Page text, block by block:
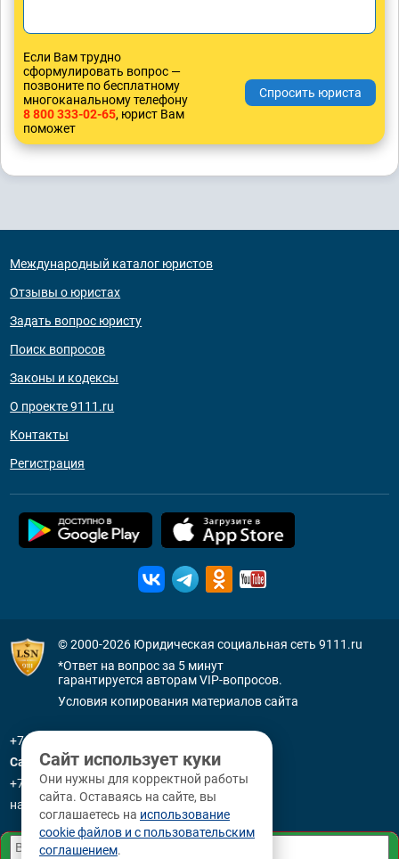
Если Вам трудно
сформулировать вопрос —
позвоните по бесплатному
многоканальному телефону
8 800 333-02-65, юрист Вам
поможет
Международный каталог юристов
Отзывы о юристах
Задать вопрос юристу
Поиск вопросов
Законы и кодексы
О проекте 9111.ru
Контакты
Регистрация
© 2000-2026 Юридическая социальная сеть 9111.ru
*Ответ на вопрос за 5 минут
гарантируется авторам VIP-вопросов.
Условия копирования материалов сайта
+7 (800) 505-91-11
Санкт-Петербург
+7 (812) 336-92-64
наб. р. Фонтанки, д. 59
Сайт использует куки
Они нужны для корректной работы
сайта. Оставаясь на сайте, вы
соглашаетесь на использование
cookie файлов и с пользовательским
соглашением.